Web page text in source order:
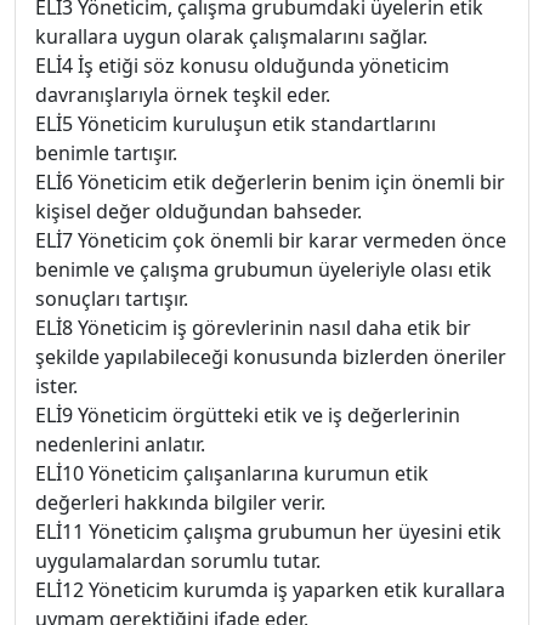
ELİ3 Yöneticim, çalışma grubumdaki üyelerin etik
kurallara uygun olarak çalışmalarını sağlar.
ELİ4 İş etiği söz konusu olduğunda yöneticim
davranışlarıyla örnek teşkil eder.
ELİ5 Yöneticim kuruluşun etik standartlarını
benimle tartışır.
ELİ6 Yöneticim etik değerlerin benim için önemli bir
kişisel değer olduğundan bahseder.
ELİ7 Yöneticim çok önemli bir karar vermeden önce
benimle ve çalışma grubumun üyeleriyle olası etik
sonuçları tartışır.
ELİ8 Yöneticim iş görevlerinin nasıl daha etik bir
şekilde yapılabileceği konusunda bizlerden öneriler
ister.
ELİ9 Yöneticim örgütteki etik ve iş değerlerinin
nedenlerini anlatır.
ELİ10 Yöneticim çalışanlarına kurumun etik
değerleri hakkında bilgiler verir.
ELİ11 Yöneticim çalışma grubumun her üyesini etik
uygulamalardan sorumlu tutar.
ELİ12 Yöneticim kurumda iş yaparken etik kurallara
uymam gerektiğini ifade eder.